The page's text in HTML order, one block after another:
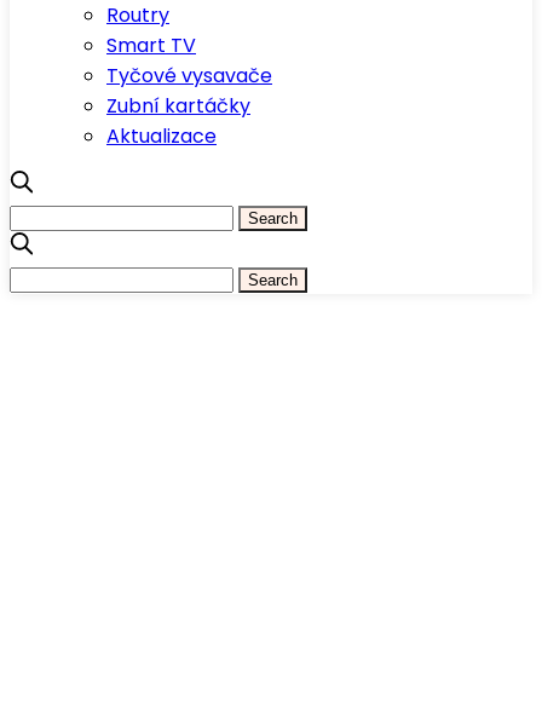
Routry
Smart TV
Tyčové vysavače
Zubní kartáčky
Aktualizace